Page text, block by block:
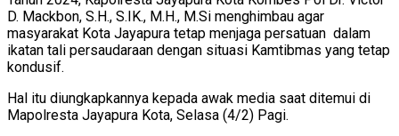
D. Mackbon, S.H., S.IK., M.H., M.Si menghimbau agar
masyarakat Kota Jayapura tetap menjaga persatuan dalam
ikatan tali persaudaraan dengan situasi Kamtibmas yang tetap
kondusif.
Hal itu diungkapkannya kepada awak media saat ditemui di
Mapolresta Jayapura Kota, Selasa (4/2) Pagi.